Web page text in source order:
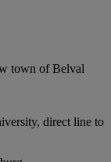
town of Belval
direct line to